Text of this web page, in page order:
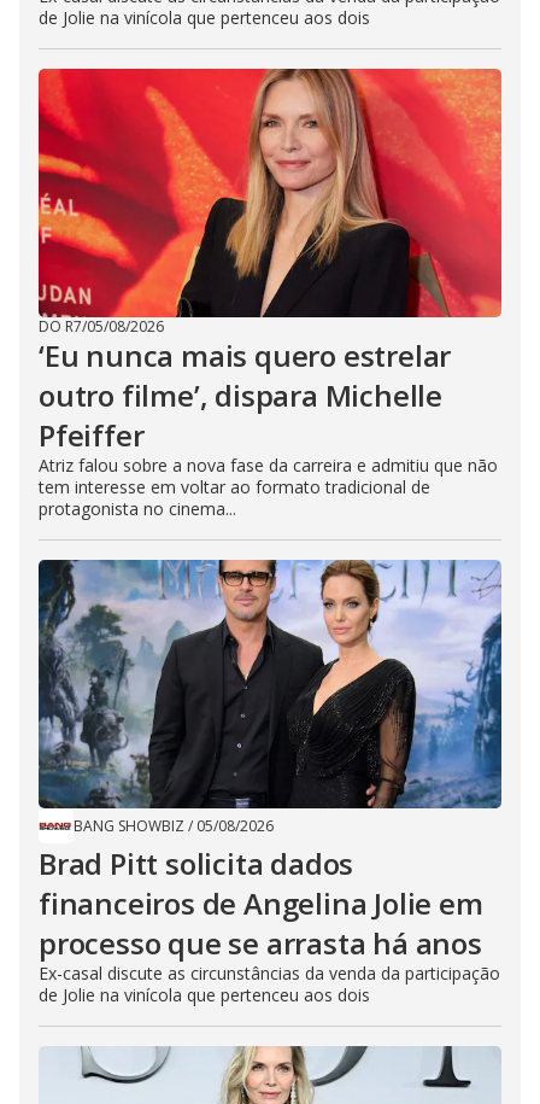
de Jolie na vinícola que pertenceu aos dois
DO R7/05/08/2026
‘Eu nunca mais quero estrelar
outro filme’, dispara Michelle
Pfeiffer
Atriz falou sobre a nova fase da carreira e admitiu que não
tem interesse em voltar ao formato tradicional de
protagonista no cinema...
BANG SHOWBIZ / 05/08/2026
Brad Pitt solicita dados
financeiros de Angelina Jolie em
processo que se arrasta há anos
Ex-casal discute as circunstâncias da venda da participação
de Jolie na vinícola que pertenceu aos dois